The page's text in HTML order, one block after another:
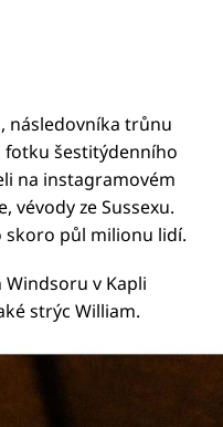
následovníka trůnu
fotku šestitýdenního
na instagramovém
vévody ze Sussexu.
skoro půl milionu lidí.
v Kapli
strýc William.